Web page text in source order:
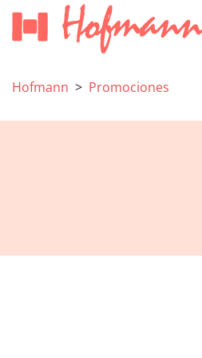
Hofmann Promociones